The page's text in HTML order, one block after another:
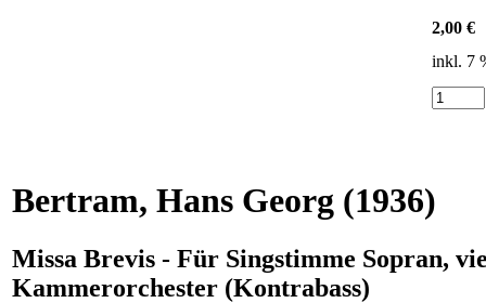
2,00 €
inkl. 7
Bertram, Hans Georg (1936)
Missa Brevis - Für Singstimme Sopran,
Kammerorchester (Kontrabass)